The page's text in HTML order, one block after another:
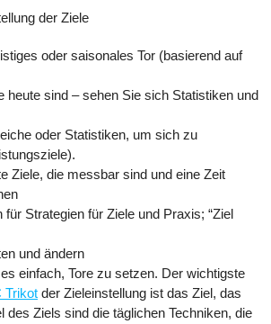
der Ziele
oder saisonales Tor (basierend auf
heute sind – sehen Sie sich Statistiken und
oder Statistiken, um sich zu
Ziele, die messbar sind und eine Zeit
Strategien für Ziele und Praxis; “Ziel
und ändern
einfach, Tore zu setzen. Der wichtigste
Trikot der Zieleinstellung ist das Ziel, das
des Ziels sind die täglichen Techniken, die